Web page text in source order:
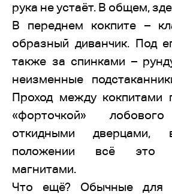
рука не устаёт. В общем,
В переднем кокпите –
образный диванчик. Под
также за спинками –
неизменные
Проход между кокпитами
«форточкой»
откидными дверцами,
положении всё это
магнитами.
Что ещё? Обычные для